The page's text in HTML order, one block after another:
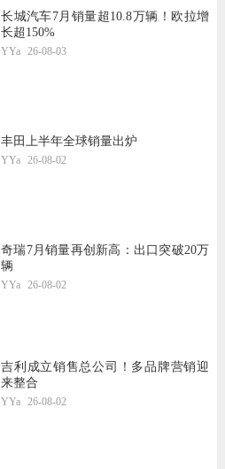
长城汽车7月销量超10.8万辆！欧拉增
长超150%
YYa 26-08-03
丰田上半年全球销量出炉
YYa 26-08-02
奇瑞7月销量再创新高：出口突破20万
辆
YYa 26-08-02
吉利成立销售总公司！多品牌营销迎
来整合
YYa 26-08-02